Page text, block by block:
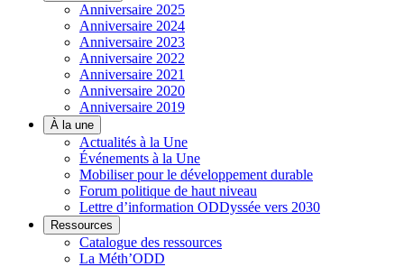
Anniversaire 2025
Anniversaire 2024
Anniversaire 2023
Anniversaire 2022
Anniversaire 2021
Anniversaire 2020
Anniversaire 2019
À la une
Actualités à la Une
Événements à la Une
Mobiliser pour le développement durable
Forum politique de haut niveau
Lettre d’information ODDyssée vers 2030
Ressources
Catalogue des ressources
La Méth’ODD